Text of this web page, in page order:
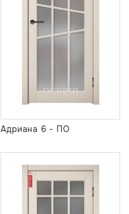
Адриана 6 - ПО